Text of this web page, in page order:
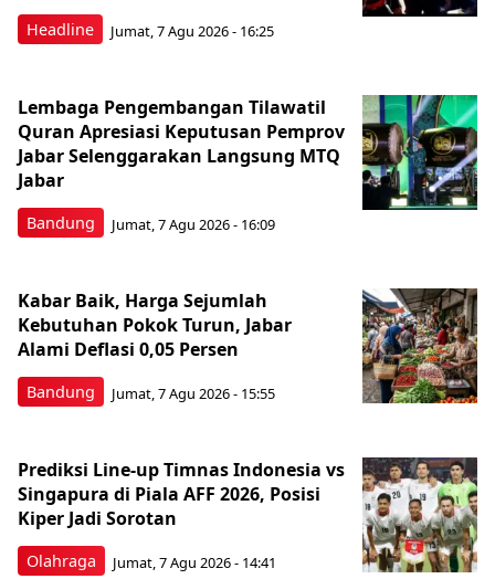
Headline Jumat, 7 Agu 2026 - 16:25
Bandung
Lembaga Pengembangan Tilawatil
Quran Apresiasi Keputusan Pemprov
Jabar Selenggarakan Langsung MTQ
Jabar
Jumat, 7 Agu 2026 - 16:09
Bandung
Kabar Baik, Harga Sejumlah
Kebutuhan Pokok Turun, Jabar
Alami Deflasi 0,05 Persen
Jumat, 7 Agu 2026 - 15:55
Olahraga
Prediksi Line-up Timnas Indonesia vs
Singapura di Piala AFF 2026, Posisi
Kiper Jadi Sorotan
Jumat, 7 Agu 2026 - 14:41